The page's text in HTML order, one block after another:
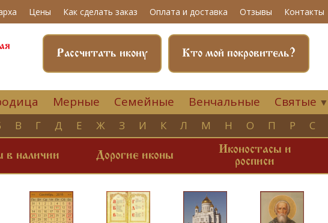
Цены Как сделать заказ Оплата и доставка Отзывы Контакты
Кто мой покровитель?
Рассчитать икону
Мерные Семейные Венчальные Святые ▼
В Г Д Е Ж З И К Л М Н О П Р С
в наличии Дорогие иконы
Иконостасы и
росписи